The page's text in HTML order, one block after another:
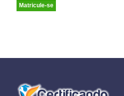
Matricule-se